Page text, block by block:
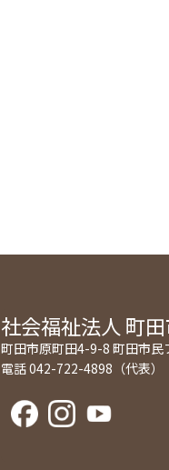
社会福祉法人 町
町田市原町田4-9-8 町田市民
電話 042-722-4898（代表